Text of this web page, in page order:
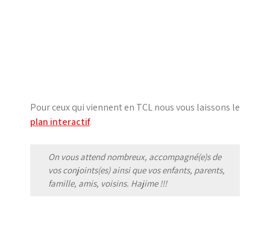
Pour ceux qui viennent en TCL nous vous laissons le
plan interactif.
On vous attend nombreux, accompagné(e)s de
vos conjoints(es) ainsi que vos enfants, parents,
famille, amis, voisins. Hajime !!!